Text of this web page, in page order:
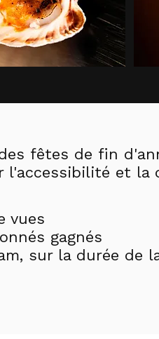
fêtes de fin
l'accessibilité et la
vues
gagnés
sur la durée de